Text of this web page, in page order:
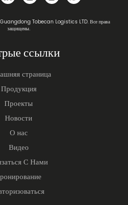
Tobecan Logistics LTD. Все права
защищены.
ссылки
страница
Продукция
Проекты
Новости
О нас
Видео
С Нами